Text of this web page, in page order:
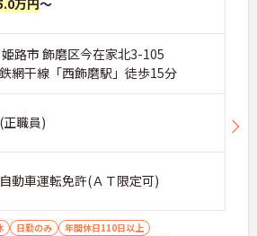
万円～
路市 飾磨区今在家北3-105
網干線「西飾磨駅」徒歩15分
職員)
動車運転免許(ＡＴ限定可)
日勤のみ
年間休日110日以上